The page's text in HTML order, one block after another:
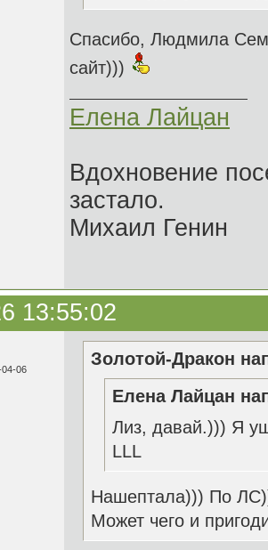
Спасибо, Людмила
сайт)))
Елена Лайцан
Вдохновение
застало.
Михаил Генин
13:55:02
04-06
Золотой-Дракон
Елена Лайцан
Лиз, давай.))) Я
LLL
Нашептала))) По
Может чего и